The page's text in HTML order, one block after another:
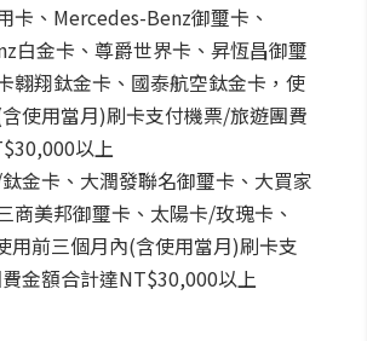
卡、Mercedes-Benz御璽卡、
白金卡、尊爵世界卡、昇恆昌御璽
翱翔鈦金卡、國泰航空鈦金卡，使
使用當月)刷卡支付機票/旅遊團費
以上
金卡、大潤發聯名御璽卡、大買家
商美邦御璽卡、太陽卡/玫瑰卡、
用前三個月內(含使用當月)刷卡支
金額合計達NT$30,000以上